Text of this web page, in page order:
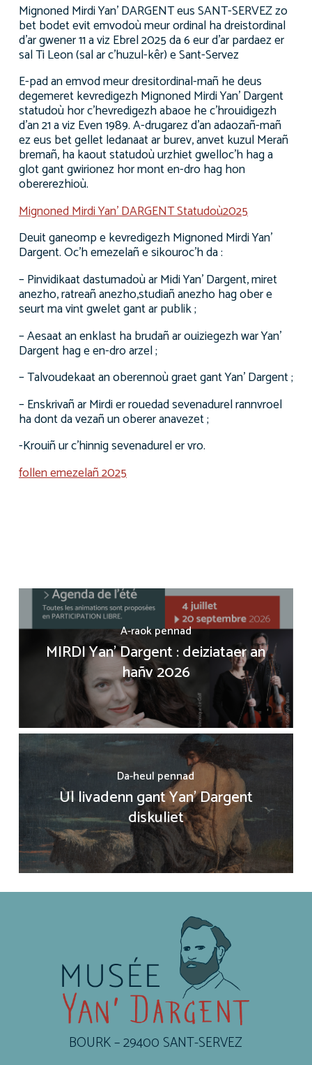
Mignoned Mirdi Yan’ DARGENT eus SANT-SERVEZ zo
bet bodet evit emvodoù meur ordinal ha dreistordinal
d’ar gwener 11 a viz Ebrel 2025 da 6 eur d’ar pardaez er
sal Ti Leon (sal ar c’huzul-kêr) e Sant-Servez
E-pad an emvod meur dresitordinal-mañ he deus
degemeret kevredigezh Mignoned Mirdi Yan’ Dargent
statudoù hor c’hevredigezh abaoe he c’hrouidigezh
d’an 21 a viz Even 1989. A-drugarez d’an adaozañ-mañ
ez eus bet gellet ledanaat ar burev, anvet kuzul Merañ
bremañ, ha kaout statudoù urzhiet gwelloc’h hag a
glot gant gwirionez hor mont en-dro hag hon
obererezhioù.
Mignoned Mirdi Yan’ DARGENT Statudoù2025
Deuit ganeomp e kevredigezh Mignoned Mirdi Yan’
Dargent. Oc’h emezelañ e sikouroc’h da :
– Pinvidikaat dastumadoù ar Midi Yan’ Dargent, miret
anezho, ratreañ anezho,studiañ anezho hag ober e
seurt ma vint gwelet gant ar publik ;
– Aesaat an enklast ha brudañ ar ouiziegezh war Yan’
Dargent hag e en-dro arzel ;
– Talvoudekaat an oberennoù graet gant Yan’ Dargent ;
– Enskrivañ ar Mirdi er rouedad sevenadurel rannvroel
ha dont da vezañ un oberer anavezet ;
-Krouiñ ur c’hinnig sevenadurel er vro.
follen emezelañ 2025
A-raok pennad
MIRDI Yan' Dargent : deiziataer an
hañv 2026
Da-heul pennad
Ul livadenn gant Yan' Dargent
diskuliet
BOURK – 29400 SANT-SERVEZ